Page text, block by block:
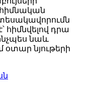
տեսակավորումն
հիմնվելով դրա
նաև
օտար նյութերի